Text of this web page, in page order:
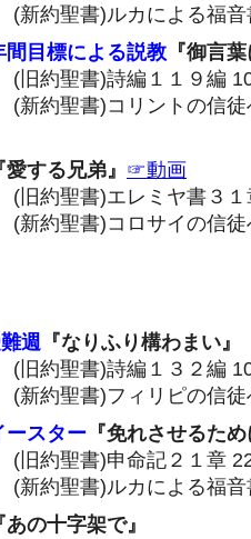
)ルカによる福音書
間目標による説教 『御言
)詩編１１９編 105
)コリントの信徒への
愛する兄弟』 ☞動画
)エレミヤ書３１
)コロサイの信徒へ
週 『なりふり構わまい』
)詩編１３２編 10
)フィリピの信徒への
ースター 『免れさせるた
)申命記２１章 22
)ルカによる福音書
あの十字架で』